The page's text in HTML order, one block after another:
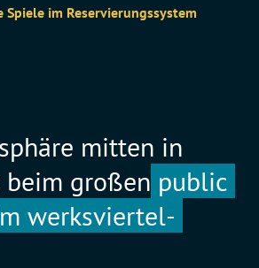
im Reservierungssystem
mitten in
beim großen public
werksviertel-